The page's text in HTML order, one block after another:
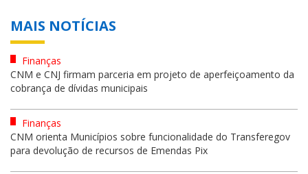
MAIS NOTÍCIAS
Finanças
CNM e CNJ firmam parceria em projeto de aperfeiçoamento da
cobrança de dívidas municipais
Finanças
CNM orienta Municípios sobre funcionalidade do Transferegov
para devolução de recursos de Emendas Pix